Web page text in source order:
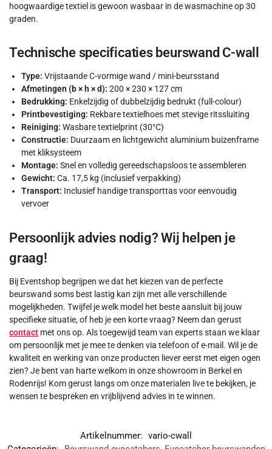
hoogwaardige textiel is gewoon wasbaar in de wasmachine op 30
graden.
Technische specificaties beurswand C-wall
Type: Vrijstaande C-vormige wand / mini-beursstand
Afmetingen (b × h × d): 200 × 230 × 127 cm
Bedrukking: Enkelzijdig of dubbelzijdig bedrukt (full-colour)
Printbevestiging: Rekbare textielhoes met stevige ritssluiting
Reiniging: Wasbare textielprint (30°C)
Constructie: Duurzaam en lichtgewicht aluminium buizenframe
met kliksysteem
Montage: Snel en volledig gereedschapsloos te assembleren
Gewicht: Ca. 17,5 kg (inclusief verpakking)
Transport: Inclusief handige transporttas voor eenvoudig
vervoer
Persoonlijk advies nodig? Wij helpen je
graag!
Bij Eventshop begrijpen we dat het kiezen van de perfecte
beurswand soms best lastig kan zijn met alle verschillende
mogelijkheden. Twijfel je welk model het beste aansluit bij jouw
specifieke situatie, of heb je een korte vraag? Neem dan gerust
contact met ons op. Als toegewijd team van experts staan we klaar
om persoonlijk met je mee te denken via telefoon of e-mail. Wil je de
kwaliteit en werking van onze producten liever eerst met eigen ogen
zien? Je bent van harte welkom in onze showroom in Berkel en
Rodenrijs! Kom gerust langs om onze materialen live te bekijken, je
wensen te bespreken en vrijblijvend advies in te winnen.
Artikelnummer: vario-cwall